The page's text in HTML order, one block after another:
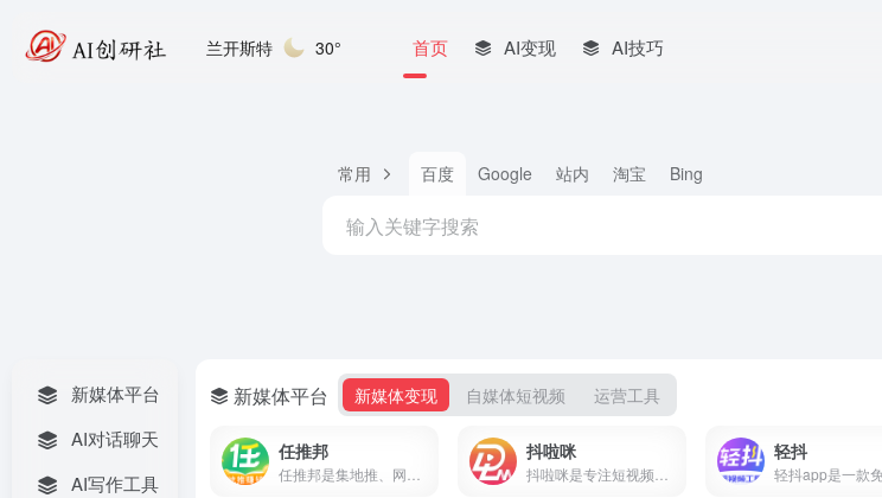
兰开斯特 30° 首页 AI变现 AI技巧
新媒体平台
AI对话聊天
AI写作工具
常用 百度 Google 站内 淘宝 Bing
新媒体平台 新媒体变现 自媒体短视频 运营工具
任推邦 抖啦咪 轻抖